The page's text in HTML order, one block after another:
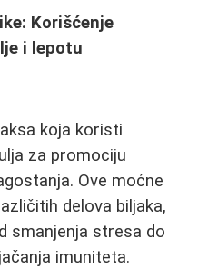
Korišćenje
i lepotu
koja koristi
za promociju
Ove moćne
delova biljaka,
smanjenja stresa do
imuniteta.